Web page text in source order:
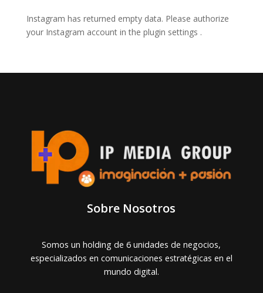
Instagram has returned empty data. Please authorize
your Instagram account in the plugin settings .
Sobre Nosotros
Somos un holding de 6 unidades de negocios,
especializados en comunicaciones estratégicas en el
mundo digital.